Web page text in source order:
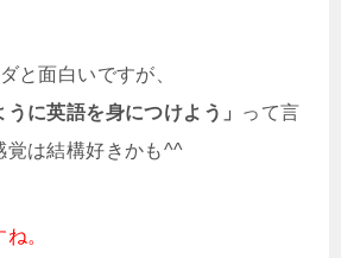
と面白いですが、
うに英語を身につけよう」 って言
覚は結構好きかも^^
。